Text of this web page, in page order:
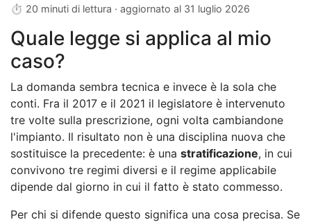
⏱ 20 minuti di lettura · aggiornato al 31 luglio 2026
Quale legge si applica al mio
caso?
La domanda sembra tecnica e invece è la sola che
conti. Fra il 2017 e il 2021 il legislatore è intervenuto
tre volte sulla prescrizione, ogni volta cambiandone
l'impianto. Il risultato non è una disciplina nuova che
sostituisce la precedente: è una stratificazione, in cui
convivono tre regimi diversi e il regime applicabile
dipende dal giorno in cui il fatto è stato commesso.
Per chi si difende questo significa una cosa precisa. Se